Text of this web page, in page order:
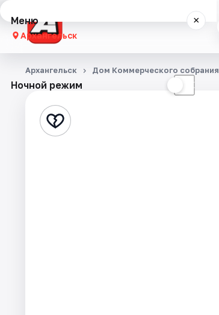
Меню ×
Архангельск
Концерты
Стендап
Ночной режим ☾
Архангельск Дом Коммерческого собрания